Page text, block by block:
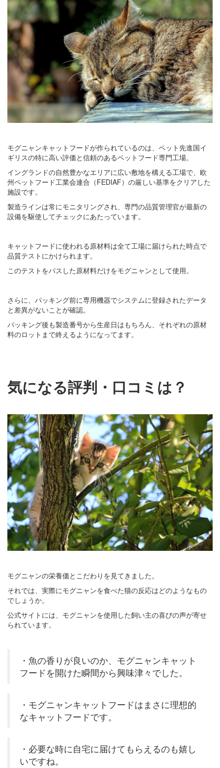
モグニャンキャットフードが作られているのは、ペット先進国イ
ギリスの特に高い評価と信頼のあるペットフード専門工場。
イングランドの自然豊かなエリアに広い敷地を構える工場で、欧
州ペットフード工業会連合（FEDIAF）の厳しい基準をクリアした
施設です。
製造ラインは常にモニタリングされ、専門の品質管理官が最新の
設備を駆使してチェックにあたっています。
キャットフードに使われる原材料は全て工場に届けられた時点で
品質テストにかけられます。
このテストをパスした原材料だけをモグニャンとして使用。
さらに、パッキング前に専用機器でシステムに登録されたデータ
と差異がないことが確認。
パッキング後も製造番号から生産日はもちろん、それぞれの原材
料のロットまで終えるようになってます。
気になる評判・口コミは？
モグニャンの栄養価とこだわりを見てきました。
それでは、実際にモグニャンを食べた猫の反応はどのようなもの
でしょうか。
公式サイトには、モグニャンを使用した飼い主の喜びの声が寄せ
られています。
・魚の香りが良いのか、モグニャンキャット
フードを開けた瞬間から興味津々でした。
・モグニャンキャットフードはまさに理想的
なキャットフードです。
・必要な時に自宅に届けてもらえるのも嬉し
いですね。